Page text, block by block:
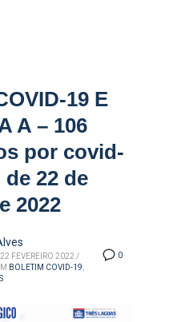
19 E
A – 106
por covid-
22 de
2022
0
FEVEREIRO 2022 /
BOLETIM COVID-19